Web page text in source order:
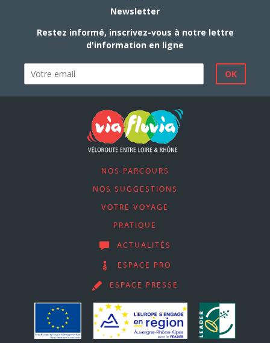
Newsletter
Restez informé, inscrivez-vous à notre lettre
d'information en ligne
NOS PARCOURS
NOS SUGGESTIONS
VOTRE VOYAGE
PRATIQUE
ACTUALITÉS
ESPACE PRO
ESPACE PRESSE